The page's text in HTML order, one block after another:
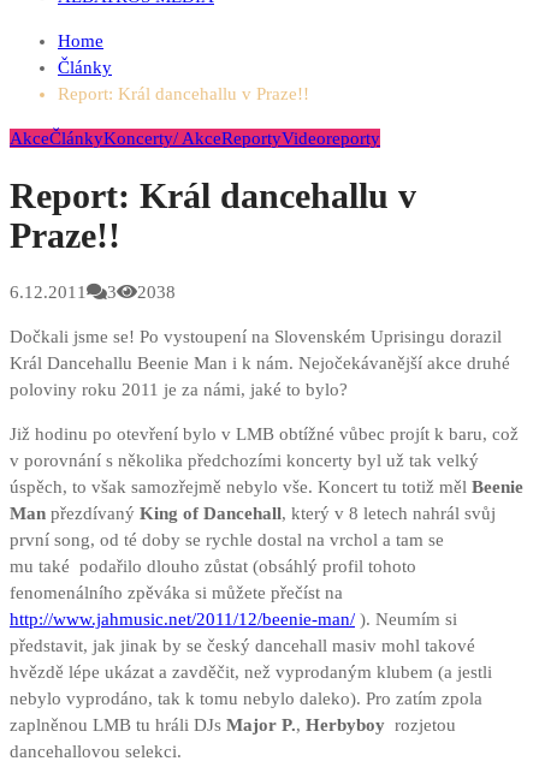
Home
Články
Report: Král dancehallu v Praze!!
AkceČlánkyKoncerty/ AkceReportyVideoreporty
Report: Král dancehallu v
Praze!!
6.12.2011 3 2038
Dočkali jsme se! Po vystoupení na Slovenském Uprisingu dorazil
Král Dancehallu Beenie Man i k nám. Nejočekávanější akce druhé
poloviny roku 2011 je za námi, jaké to bylo?
Již hodinu po otevření bylo v LMB obtížné vůbec projít k baru, což
v porovnání s několika předchozími koncerty byl už tak velký
úspěch, to však samozřejmě nebylo vše. Koncert tu totiž měl Beenie
Man přezdívaný King of Dancehall, který v 8 letech nahrál svůj
první song, od té doby se rychle dostal na vrchol a tam se
mu také podařilo dlouho zůstat (obsáhlý profil tohoto
fenomenálního zpěváka si můžete přečíst na
http://www.jahmusic.net/2011/12/beenie-man/ ). Neumím si
představit, jak jinak by se český dancehall masiv mohl takové
hvězdě lépe ukázat a zavděčit, než vyprodaným klubem (a jestli
nebylo vyprodáno, tak k tomu nebylo daleko). Pro zatím zpola
zaplněnou LMB tu hráli DJs Major P., Herbyboy rozjetou
dancehallovou selekci.